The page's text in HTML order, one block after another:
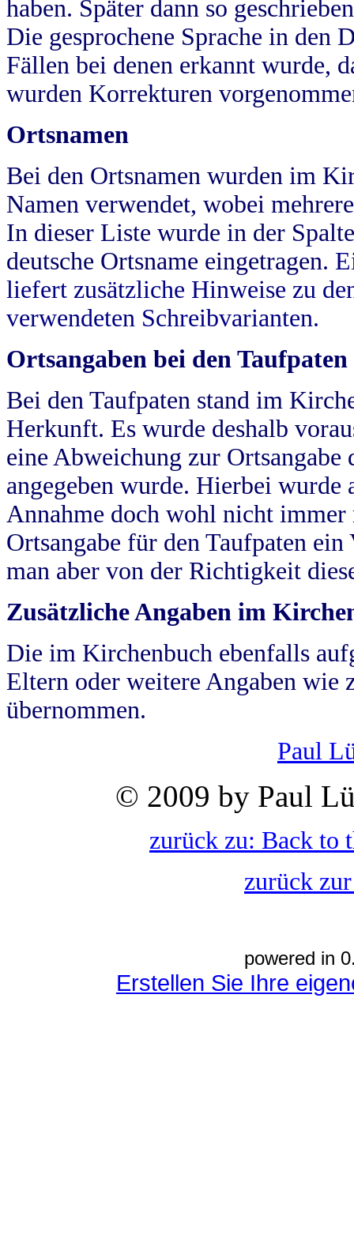
haben. Später dann so
Die gesprochene Sprache in
Fällen bei denen erkannt wurde,
wurden Korrekturen
Ortsnamen
Bei den Ortsnamen wurden im
Namen verwendet, wobei
In dieser Liste wurde in der
deutsche Ortsname eingetragen.
liefert zusätzliche Hinweise zu
verwendeten Schreibvarianten.
Ortsangaben bei den Taufpaten
Bei den Taufpaten stand im
Herkunft. Es wurde deshalb
eine Abweichung zur
angegeben wurde. Hierbei wurde
Annahme doch wohl nicht
Ortsangabe für den Taufpaten
man aber von der Richtigkeit
Zusätzliche Angaben im
Die im Kirchenbuch ebenfalls
Eltern oder weitere Angaben wie
übernommen.
Paul
© 2009 by Paul
zurück zu: Back to
zurück
powered in
Erstellen Sie Ihre